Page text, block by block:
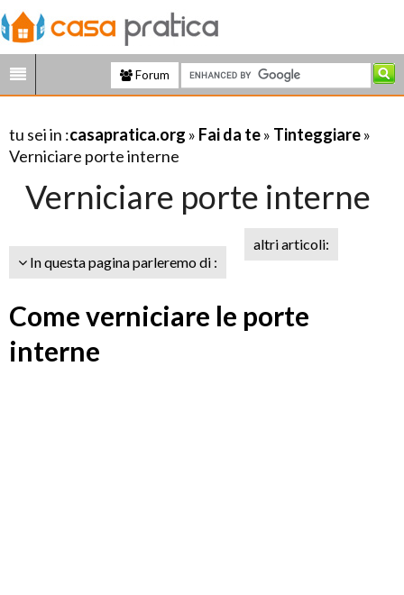
Forum
tu sei in :casapratica.org » Fai da te» Tinteggiare»
Verniciare porte interne
Verniciare porte interne
In questa pagina parleremo di :
altri articoli:
Come verniciare le porte
interne